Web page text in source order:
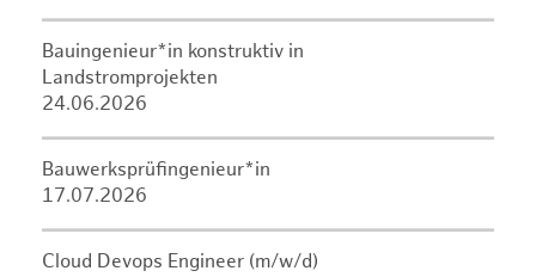
Bauingenieur*in konstruktiv in
Landstromprojekten
24.06.2026
Bauwerksprüfingenieur*in
17.07.2026
Cloud Devops Engineer (m/w/d)